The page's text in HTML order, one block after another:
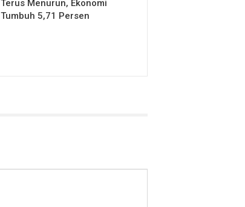
Terus Menurun, Ekonomi
Tumbuh 5,71 Persen